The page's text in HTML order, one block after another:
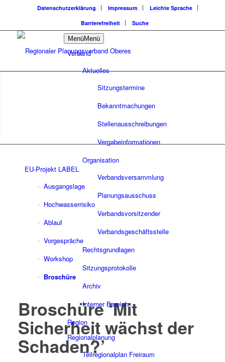
Datenschutzerklärung Impressum
Leichte Sprache
Barrierefreiheit
Suche
MenüMenü
Verband
Aktuelles
Sitzungstermine
Bekanntmachungen
Stellenausschreibungen
Vergabeinformationen
Organisation
Verbandsversammlung
Planungsausschuss
Verbandsvorsitzender
Verbandsgeschäftsstelle
Rechtsgrundlagen
Sitzungsprotokolle
Archiv
Interner Bereich
Region
Regionalplanung
Teilregionalplan Freiraum
EU-Projekt LABEL
Ausgangslage
Hochwasserrisiko
Ablauf
Vorgespräche
Workshop
Broschüre
Broschüre ‘Mit
Sicherheit wächst der
Schaden?’